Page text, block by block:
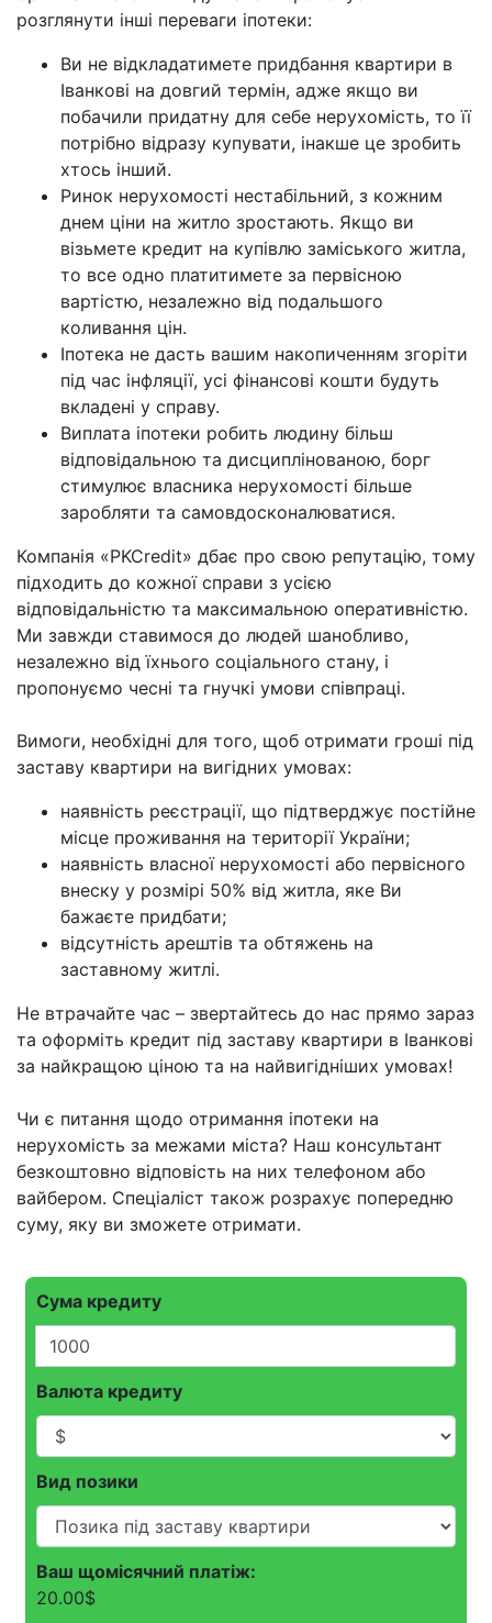
розглянути інші переваги іпотеки:
Ви не відкладатимете придбання квартири в
Іванкові на довгий термін, адже якщо ви
побачили придатну для себе нерухомість, то її
потрібно відразу купувати, інакше це зробить
хтось інший.
Ринок нерухомості нестабільний, з кожним
днем ціни на житло зростають. Якщо ви
візьмете кредит на купівлю заміського житла,
то все одно платитимете за первісною
вартістю, незалежно від подальшого
коливання цін.
Іпотека не дасть вашим накопиченням згоріти
під час інфляції, усі фінансові кошти будуть
вкладені у справу.
Виплата іпотеки робить людину більш
відповідальною та дисциплінованою, борг
стимулює власника нерухомості більше
заробляти та самовдосконалюватися.
Компанія «PKCredit» дбає про свою репутацію, тому
підходить до кожної справи з усією
відповідальністю та максимальною оперативністю.
Ми завжди ставимося до людей шанобливо,
незалежно від їхнього соціального стану, і
пропонуємо чесні та гнучкі умови співпраці.
Вимоги, необхідні для того, щоб отримати гроші під
заставу квартири на вигідних умовах:
наявність реєстрації, що підтверджує постійне
місце проживання на території України;
наявність власної нерухомості або первісного
внеску у розмірі 50% від житла, яке Ви
бажаєте придбати;
відсутність арештів та обтяжень на
заставному житлі.
Не втрачайте час – звертайтесь до нас прямо зараз
та оформіть кредит під заставу квартири в Іванкові
за найкращою ціною та на найвигідніших умовах!
Чи є питання щодо отримання іпотеки на
нерухомість за межами міста? Наш консультант
безкоштовно відповість на них телефоном або
вайбером. Спеціаліст також розрахує попередню
суму, яку ви зможете отримати.
Сума кредиту
Валюта кредиту
Вид позики
Ваш щомісячний платіж:
20.00$